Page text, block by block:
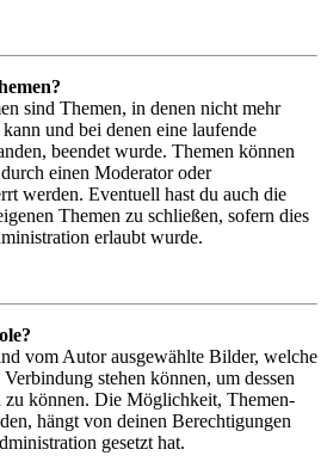
sind Themen, in denen nicht mehr
und bei denen eine laufende
beendet wurde. Themen können
einen Moderator oder
werden. Eventuell hast du auch die
Themen zu schließen, sofern dies
erlaubt wurde.
vom Autor ausgewählte Bilder, welche
stehen können, um dessen
zu können. Die Möglichkeit, Themen-
hängt von deinen Berechtigungen
gesetzt hat.